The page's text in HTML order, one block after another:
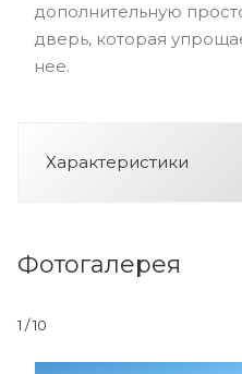
дополнительную
дверь, которая
нее.
Характеристики
Фотогалерея
1 / 10